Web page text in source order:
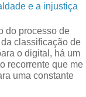
e a injustiça
do processo de
classificação de
o digital, há um
recorrente que me
uma constante